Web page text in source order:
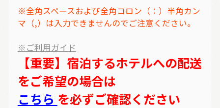
※全角スペースおよび全角コロン（：）半角カン
マ（,）は入力できませんのでご注意ください。
※ご利用ガイド
【重要】宿泊するホテルへの配送
をご希望の場合は
こちら を必ずご確認ください